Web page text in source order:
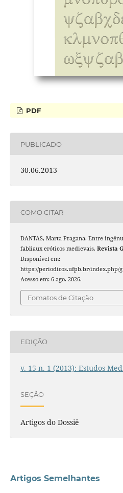
PDF
PUBLICADO
30.06.2013
COMO CITAR
DANTAS, Marta Pragana. Entre
fabliaux eróticos medievais. Revista
Disponível em:
https://periodicos.ufpb.br/index.php/
Acesso em: 6 ago. 2026.
Fomatos de Citação
EDIÇÃO
v. 15 n. 1 (2013): Estudos
SEÇÃO
Artigos do Dossiê
Artigos Semelhantes